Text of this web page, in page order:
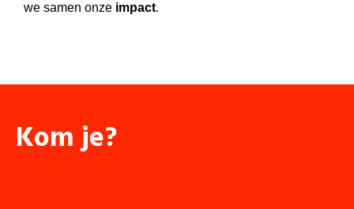
we samen onze impact.
Kom je?